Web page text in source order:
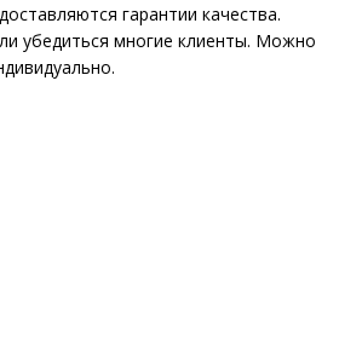
гарантии качества.
убедиться многие клиенты. Можно